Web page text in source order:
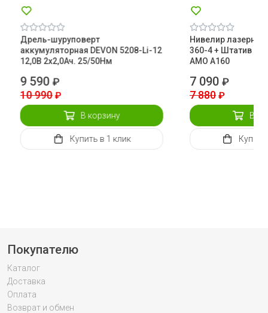
Дрель-шуруповерт
аккумуляторная DEVON 5208-Li-12
12,0В 2х2,0Ач. 25/50Нм
9 590₽
10 990 ₽
В корзину
Купить в 1 клик
Нивелир лазерный
360-4 + Штатив
AMO A160
7 090 ₽
7 880 ₽
В
Купить
Покупателю
Каталог
Доставка
Оплата
Возврат и обмен